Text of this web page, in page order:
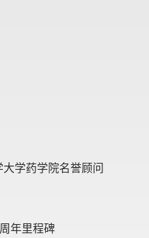
学药学院名誉顾问
年里程碑